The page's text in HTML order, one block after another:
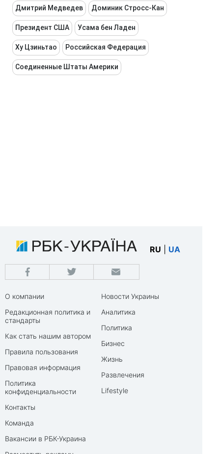
Дмитрий Медведев Доминик Стросс-Кан
Президент США Усама бен Ладен
Ху Цзиньтао Российская Федерация
Соединенные Штаты Америки
RU UA
О компании
Редакционная политика и
стандарты
Как стать нашим автором
Правила пользования
Правовая информация
Политика
конфиденциальности
Контакты
Команда
Вакансии в РБК-Украина
Новости Украины
Аналитика
Политика
Бизнес
Жизнь
Развлечения
Lifestyle